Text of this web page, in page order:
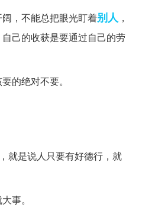
，不能总把眼光盯着别人 ，
己的收获是要通过自己的劳
的绝对不要。
就是说人只要有好德行，就
事。